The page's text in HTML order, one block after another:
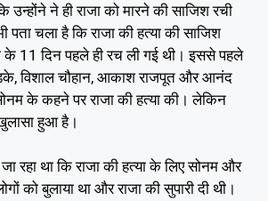
उन्होंने ने ही राजा को मारने की साजिश रची
पता चला है कि राजा की हत्या की साजिश
के 11 दिन पहले ही रच ली गई थी। इससे पहले
विशाल चौहान, आकाश राजपूत और आनंद
के कहने पर राजा की हत्या की। लेकिन
हुआ है।
रहा था कि राजा की हत्या के लिए सोनम और
को बुलाया था और राजा की सुपारी दी थी।